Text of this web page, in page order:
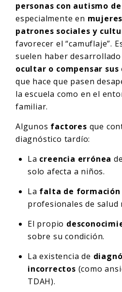
personas con autismo
especialmente en mujeres
patrones sociales y
favorecer el “camuflaje”.
suelen haber desarrollado
ocultar o compensar
que hace que pasen
la escuela como en el
familiar.
Algunos factores que
diagnóstico tardío:
La creencia errónea
solo afecta a niños.
La falta de formación
profesionales de salud
El propio
sobre su condición.
La existencia de
incorrectos (como
TDAH).